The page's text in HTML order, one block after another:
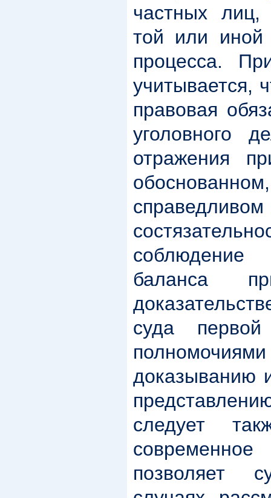
частных
той или иной
процесса.
учитывается,
правовая
уголовного
отражения
баланса
суда
доказыванию
следует
позволяет